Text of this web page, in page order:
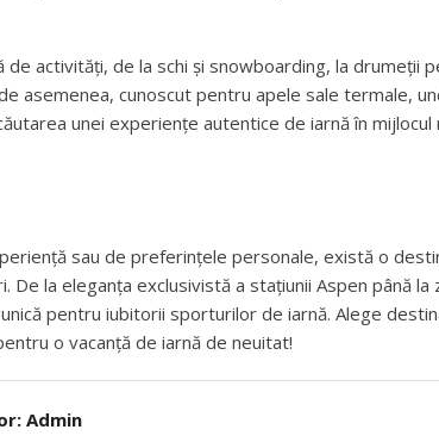
de activități, de la schi și snowboarding, la drumeții
asemenea, cunoscut pentru apele sale termale,
unei experiențe autentice de iarnă în
sau de preferințele personale, există o
De la eleganța exclusivistă a stațiunii Aspen până la
pentru iubitorii sporturilor de iarnă. Alege
o vacanță de iarnă de neuitat!
Admin